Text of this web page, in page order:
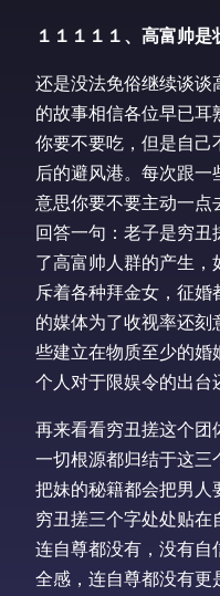
１１１１１、高富帅
还是没法免俗继续谈谈
的故事相信各位早已
你要不要吃，但是自己
后的避风港。每次跟
意思你要不要主动一点
回答一句：老子是穷丑
了高富帅人群的产生
斥着各种拜金女，征
的媒体为了收视率还刻
些建立在物质至少的婚
个人对于限娱令的出台
再来看看穷丑搓这个团
一切根源都归结于这三
把妹的秘籍都会把男人
穷丑搓三个字处处贴在
连自尊都没有，没有自
全感，连自尊都没有更